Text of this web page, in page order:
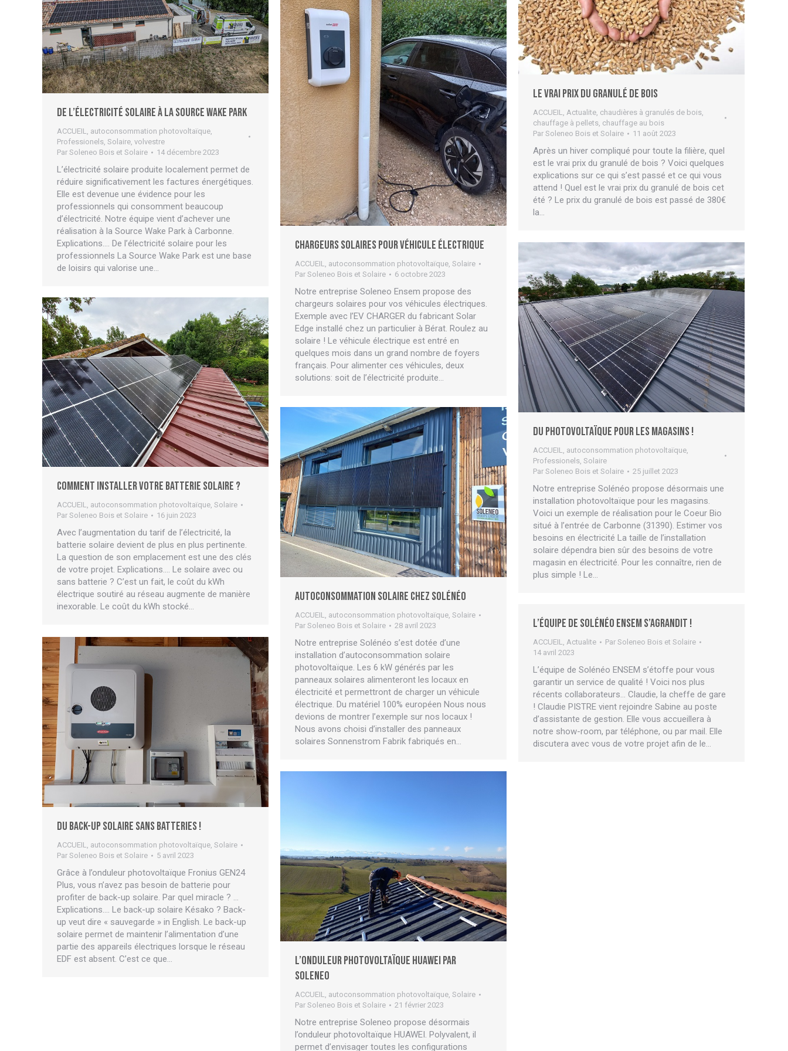
De l’électricité solaire à La Source Wake Park
ACCUEIL autoconsommation photovoltaïque
Professionels Solaire volvestre
Par Soleneo Bois et Solaire 14 décembre 2023
L’électricité solaire produite localement permet de
réduire significativement les factures énergétiques.
Elle est devenue une évidence pour les
professionnels qui consomment beaucoup
d’électricité. Notre équipe vient d’achever une
réalisation à la Source Wake Park à Carbonne.
Explications…. De l’électricité solaire pour les
professionnels La Source Wake Park est une base
de loisirs qui valorise une…
Chargeurs solaires pour véhicule électrique
ACCUEIL autoconsommation photovoltaïque Solaire
Par Soleneo Bois et Solaire 6 octobre 2023
Notre entreprise Soleneo Ensem propose des
chargeurs solaires pour vos véhicules électriques.
Exemple avec l’EV CHARGER du fabricant Solar
Edge installé chez un particulier à Bérat. Roulez au
solaire ! Le véhicule électrique est entré en
quelques mois dans un grand nombre de foyers
français. Pour alimenter ces véhicules, deux
solutions: soit de l’électricité produite…
Le vrai prix du granulé de bois
ACCUEIL, Actualite, chaudières à granulés de bois,
chauffage à pellets, chauffage au bois
Par Soleneo Bois et Solaire 11 août 2023
Après un hiver compliqué pour toute la filière, quel
est le vrai prix du granulé de bois ? Voici quelques
explications sur ce qui s’est passé et ce qui vous
attend ! Quel est le vrai prix du granulé de bois cet
été ? Le prix du granulé de bois est passé de 380€
la…
Du photovoltaïque pour les magasins !
ACCUEIL autoconsommation photovoltaïque
Professionels Solaire
Par Soleneo Bois et Solaire 25 juillet 2023
Notre entreprise Solénéo propose désormais une
installation photovoltaïque pour les magasins.
Voici un exemple de réalisation pour le Coeur Bio
situé à l’entrée de Carbonne (31390). Estimer vos
besoins en électricité La taille de l’installation
solaire dépendra bien sûr des besoins de votre
magasin en électricité. Pour les connaître, rien de
plus simple ! Le…
Comment installer votre batterie solaire ?
ACCUEIL, autoconsommation photovoltaïque, Solaire
Par Soleneo Bois et Solaire 16 juin 2023
Avec l’augmentation du tarif de l’électricité, la
batterie solaire devient de plus en plus pertinente.
La question de son emplacement est une des clés
de votre projet. Explications…. Le solaire avec ou
sans batterie ? C’est un fait, le coût du kWh
électrique soutiré au réseau augmente de manière
inexorable. Le coût du kWh stocké…
Autoconsommation solaire chez Solénéo
ACCUEIL autoconsommation photovoltaïque Solaire
Par Soleneo Bois et Solaire 28 avril 2023
Notre entreprise Solénéo s’est dotée d’une
installation d’autoconsommation solaire
photovoltaïque. Les 6 kW générés par les
panneaux solaires alimenteront les locaux en
électricité et permettront de charger un véhicule
électrique. Du matériel 100% européen Nous nous
devions de montrer l’exemple sur nos locaux !
Nous avons choisi d’installer des panneaux
solaires Sonnenstrom Fabrik fabriqués en…
L’équipe de Solénéo ENSEM s’agrandit !
ACCUEIL, Actualite Par Soleneo Bois et Solaire
14 avril 2023
L’équipe de Solénéo ENSEM s’étoffe pour vous
garantir un service de qualité ! Voici nos plus
récents collaborateurs… Claudie, la cheffe de gare
! Claudie PISTRE vient rejoindre Sabine au poste
d’assistante de gestion. Elle vous accueillera à
notre show-room, par téléphone, ou par mail. Elle
discutera avec vous de votre projet afin de le…
Du back-up solaire sans batteries !
ACCUEIL autoconsommation photovoltaïque Solaire
Par Soleneo Bois et Solaire 5 avril 2023
Grâce à l’onduleur photovoltaïque Fronius GEN24
Plus, vous n’avez pas besoin de batterie pour
profiter de back-up solaire. Par quel miracle ? …
Explications…. Le back-up solaire Késako ? Back-
up veut dire « sauvegarde » in English. Le back-up
solaire permet de maintenir l’alimentation d’une
partie des appareils électriques lorsque le réseau
EDF est absent. C’est ce que…
L’onduleur photovoltaïque HUAWEI par
Soleneo
ACCUEIL autoconsommation photovoltaïque Solaire
Par Soleneo Bois et Solaire 21 février 2023
Notre entreprise Soleneo propose désormais
l’onduleur photovoltaïque HUAWEI. Polyvalent, il
permet d’envisager toutes les configurations